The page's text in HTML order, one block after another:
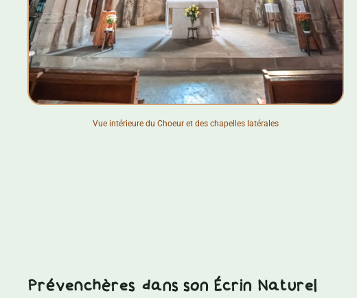
Vue intérieure du Choeur et des chapelles latérales
Prévenchères dans son Écrin Naturel